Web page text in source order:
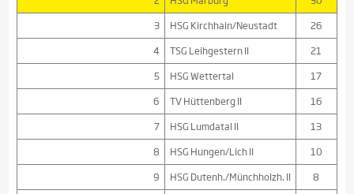
3
HSG Kirchhain/Neustadt
26
4
TSG Leihgestern II
21
5
HSG Wettertal
17
6
TV Hüttenberg II
16
7
HSG Lumdatal II
13
8
HSG Hungen/Lich II
10
9
HSG Dutenh./Münchholzh. II
8